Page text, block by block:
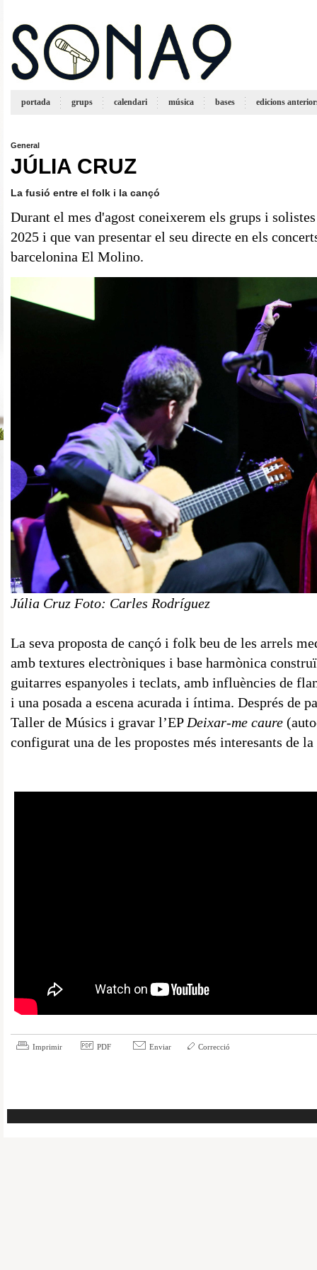
portada grups calendari música bases edicions
General
JÚLIA CRUZ
La fusió entre el folk i la cançó
Durant el mes d'agost coneixerem els grups i
2025 i que van presentar el seu directe en els
barcelonina El Molino.
Júlia Cruz Foto: Carles Rodríguez
La seva proposta de cançó i folk beu de les arrels
amb textures electròniques i base harmònica
guitarres espanyoles i teclats, amb influències de
i una posada a escena acurada i íntima. Després de
Taller de Músics i gravar l’EP Deixar-me caure
configurat una de les propostes més interesants de
Imprimir PDF Enviar Correcció